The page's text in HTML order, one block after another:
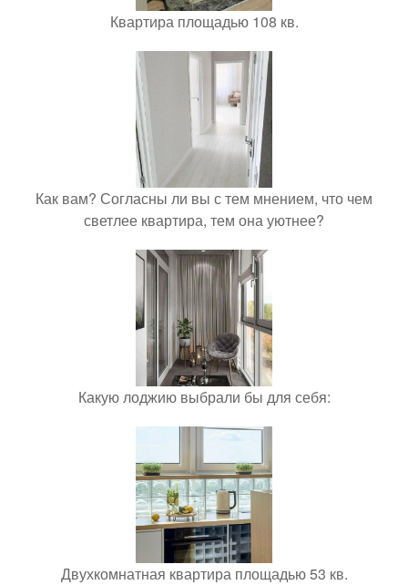
Квартира площадью 108 кв.
Как вам? Согласны ли вы с тем мнением, что чем
светлее квартира, тем она уютнее?
Какую лоджию выбрали бы для себя:
Двухкомнатная квартира площадью 53 кв.